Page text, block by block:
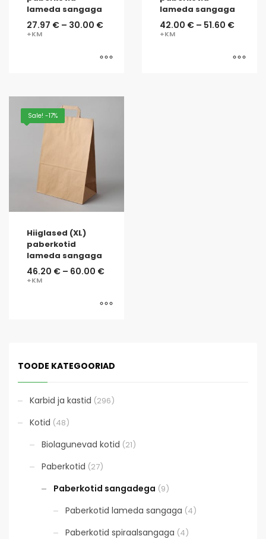
lameda sangaga
27.97 € – 30.00 €
lameda sangaga
42.00 € – 51.60 €
Sale! -17%
Hiiglased (XL)
paberkotid
lameda sangaga
46.20 € – 60.00 €
TOODE KATEGOORIAD
Karbid ja kastid (296)
Kotid (48)
Biolagunevad kotid (21)
Paberkotid (27)
Paberkotid sangadega (9)
Paberkotid lameda sangaga (4)
Paberkotid spiraalsangaga (4)